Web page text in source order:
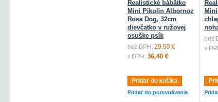
Realistické bábätko
Mini Pikolin Albornoz
Rosa Dog, 32cm
dievčatko v ružovej
osuške psík
bez DPH: 29,59 €
s DPH: 36,40 €
Pridať do košíka
Pridať do porovnávania
bez
s